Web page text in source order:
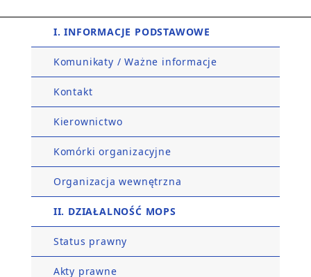
I. INFORMACJE PODSTAWOWE
Komunikaty / Ważne informacje
Kontakt
Kierownictwo
Komórki organizacyjne
Organizacja wewnętrzna
II. DZIAŁALNOŚĆ MOPS
Status prawny
Akty prawne